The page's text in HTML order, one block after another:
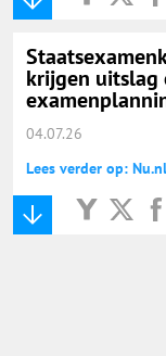
krijgen uitslag
04.07.26
Lees verder op: Nu.nl